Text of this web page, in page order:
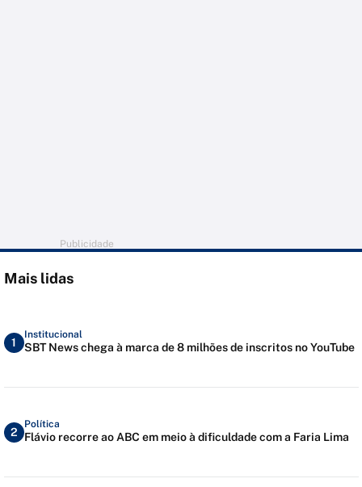
Publicidade
Mais lidas
1
Institucional
SBT News chega à marca de 8 milhões de inscritos no YouTube
2
Política
Flávio recorre ao ABC em meio à dificuldade com a Faria Lima